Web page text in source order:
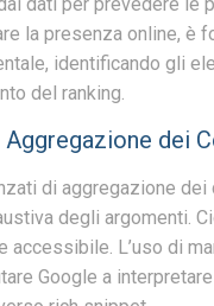
la presenza online, è
identificando gli
del ranking.
dei
di aggregazione
degli argomenti.
accessibile. L’uso di
Google a